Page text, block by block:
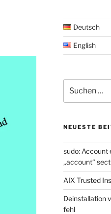
Deutsch
English
nach:
NEUESTE
sudo: Account
„account“
AIX Trusted
Deinstallation
fehl